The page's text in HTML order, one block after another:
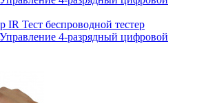
IR Тест беспроводной тестер
4-разрядный цифровой